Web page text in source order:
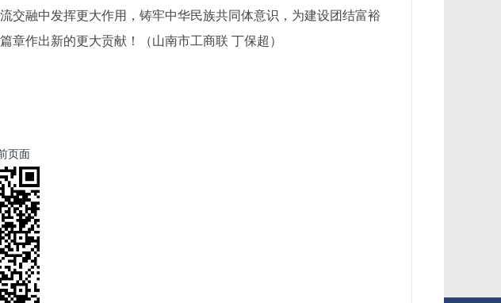
交融中发挥更大作用，铸牢中华民族共同体意识，为建设团结富裕
作出新的更大贡献！（山南市工商联 丁保超）
页面